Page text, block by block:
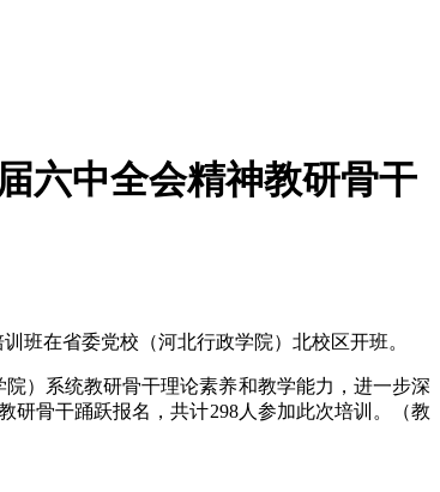
六中全会精神教研骨干
班在省委党校（河北行政学院）北校区开班。
）系统教研骨干理论素养和教学能力，进一步深
研骨干踊跃报名，共计298人参加此次培训。（教